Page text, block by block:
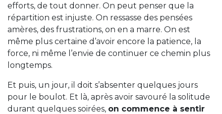
efforts, de tout donner. On peut penser que la
répartition est injuste. On ressasse des pensées
amères, des frustrations, on en a marre. On est
même plus certaine d’avoir encore la patience, la
force, ni même l’envie de continuer ce chemin plus
longtemps.
Et puis, un jour, il doit s’absenter quelques jours
pour le boulot. Et là, après avoir savouré la solitude
durant quelques soirées, on commence à sentir